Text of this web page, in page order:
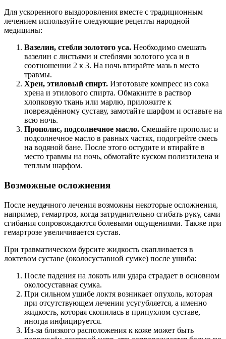
Для ускоренного выздоровления вместе с традиционным
лечением используйте следующие рецепты народной
медицины:
Вазелин, стебли золотого уса. Необходимо смешать
вазелин с листьями и стеблями золотого уса и в
соотношении 2 к 3. На ночь втирайте мазь в место
травмы.
Хрен, этиловый спирт. Изготовьте компресс из сока
хрена и этилового спирта. Обмакните в раствор
хлопковую ткань или марлю, приложите к
повреждённому суставу, замотайте шарфом и оставьте на
всю ночь.
Прополис, подсолнечное масло. Смешайте прополис и
подсолнечное масло в равных частях, подогрейте смесь
на водяной бане. После этого остудите и втирайте в
место травмы на ночь, обмотайте куском полиэтилена и
теплым шарфом.
Возможные осложнения
После неудачного лечения возможны некоторые осложнения,
например, гемартроз, когда затруднительно сгибать руку, сами
сгибания сопровождаются болевыми ощущениями. Также при
гемартрозе увеличивается сустав.
При травматическом бурсите жидкость скапливается в
локтевом суставе (околосуставной сумке) после ушиба:
После падения на локоть или удара страдает в основном
околосуставная сумка.
При сильном ушибе локтя возникает опухоль, которая
при отсутствующем лечении усугубляется, а именно
жидкость, которая скопилась в припухлом суставе,
иногда инфицируется.
Из-за близкого расположения к коже может быть